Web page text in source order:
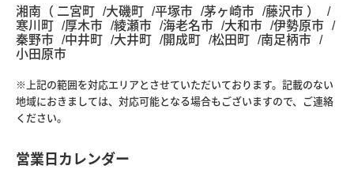
湘南（ 二宮町 大磯町 平塚市 茅ヶ崎市 藤沢市 ）
寒川町 厚木市 綾瀬市 海老名市 大和市 伊勢原市
秦野市 中井町 大井町 開成町 松田町 南足柄市
小田原市
※上記の範囲を対応エリアとさせていただいております。記載のない
地域におきましては、対応可能となる場合もございますので、ご連絡
ください。
営業日カレンダー